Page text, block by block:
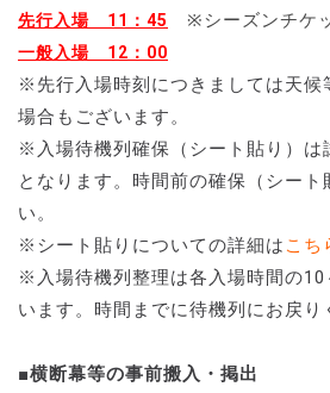
先行入場 11：45 ※シーズンチケ
一般入場 12：00
※先行入場時刻につきましては天候
場合もございます。
※入場待機列確保（シート貼り）は
となります。時間前の確保（シート
い。
※シート貼りについての詳細は こち
※入場待機列整理は各入場時間の10
います。時間までに待機列にお戻り
■横断幕等の事前搬入・掲出